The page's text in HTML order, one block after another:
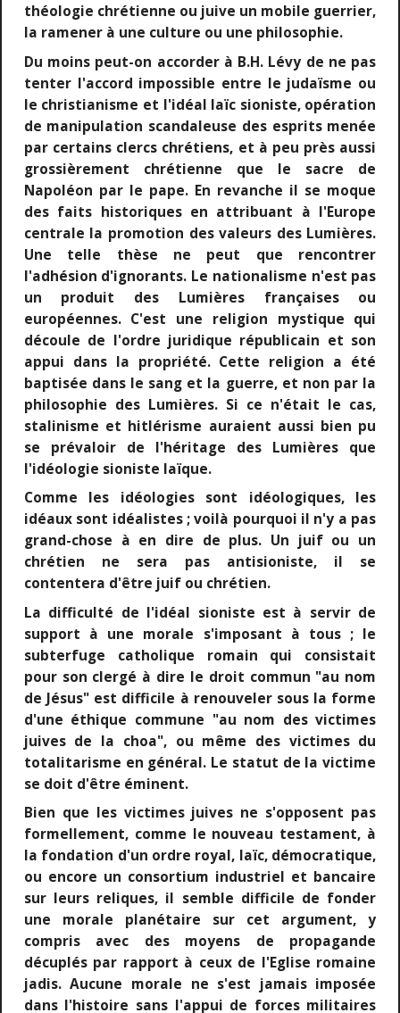
théologie chrétienne ou juive un mobile guerrier,
la ramener à une culture ou une philosophie.
Du moins peut-on accorder à B.H. Lévy de ne pas
tenter l'accord impossible entre le judaïsme ou
le christianisme et l'idéal laïc sioniste, opération
de manipulation scandaleuse des esprits menée
par certains clercs chrétiens, et à peu près aussi
grossièrement chrétienne que le sacre de
Napoléon par le pape. En revanche il se moque
des faits historiques en attribuant à l'Europe
centrale la promotion des valeurs des Lumières.
Une telle thèse ne peut que rencontrer
l'adhésion d'ignorants. Le nationalisme n'est pas
un produit des Lumières françaises ou
européennes. C'est une religion mystique qui
découle de l'ordre juridique républicain et son
appui dans la propriété. Cette religion a été
baptisée dans le sang et la guerre, et non par la
philosophie des Lumières. Si ce n'était le cas,
stalinisme et hitlérisme auraient aussi bien pu
se prévaloir de l'héritage des Lumières que
l'idéologie sioniste laïque.
Comme les idéologies sont idéologiques, les
idéaux sont idéalistes ; voilà pourquoi il n'y a pas
grand-chose à en dire de plus. Un juif ou un
chrétien ne sera pas antisioniste, il se
contentera d'être juif ou chrétien.
La difficulté de l'idéal sioniste est à servir de
support à une morale s'imposant à tous ; le
subterfuge catholique romain qui consistait
pour son clergé à dire le droit commun "au nom
de Jésus" est difficile à renouveler sous la forme
d'une éthique commune "au nom des victimes
juives de la choa", ou même des victimes du
totalitarisme en général. Le statut de la victime
se doit d'être éminent.
Bien que les victimes juives ne s'opposent pas
formellement, comme le nouveau testament, à
la fondation d'un ordre royal, laïc, démocratique,
ou encore un consortium industriel et bancaire
sur leurs reliques, il semble difficile de fonder
une morale planétaire sur cet argument, y
compris avec des moyens de propagande
décuplés par rapport à ceux de l'Eglise romaine
jadis. Aucune morale ne s'est jamais imposée
dans l'histoire sans l'appui de forces militaires